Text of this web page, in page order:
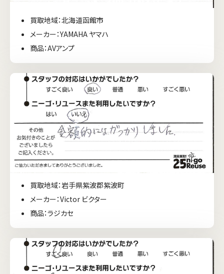
買取地域：北海道函館市
メーカー：YAMAHA ヤマハ
商品：AVアンプ
買取地域：岩手県紫波郡紫波町
メーカー：Victor ビクター
商品：ラジカセ